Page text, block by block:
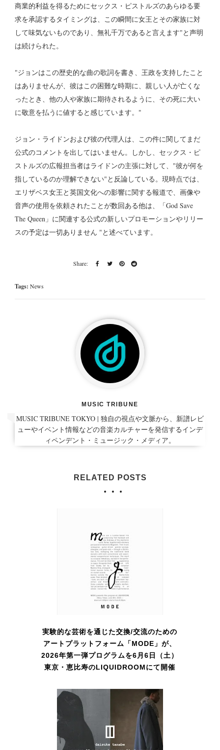
商業的利益を得るためにセックス・ピストルズのあらゆる要
求を承認するタイミングは、この瞬間に女王とその家族に対
して味気ないものであり、無礼千万であると言えます"と声明
は続けられた。
"ジョンはこの歴史的な曲の歌詞を書き、王政を支持したこと
はありませんが、彼はこの困難な時期に、親しい人が亡くな
ったとき、他の人や家族に期待されるように、その死に大い
に敬意を払うに値すると感じています。"
ジョン・ライドンおよび彼の代理人は、この件に関してまだ
公式のコメントを出してはいません。しかし、セックス・ピ
ストルズの広報担当者はライドンの主張に対して、"彼が何を
指しているのか理解できない"と反論している。現時点では、
エリザベス女王と英国文化への影響に関する報道で、画像や
音声の使用を依頼されたことが数回ある他は、「God Save
The Queen」に関連する公式の新しいプロモーションやリリー
スの予定は一切ありません "と述べています。
Tags: News
MUSIC TRIBUNE
MUSIC TRIBUNE TOKYO | 独自の視点や文脈から、新譜レビ
ューやイベント情報などの音楽カルチャーを発信するインデ
ィペンデント・ミュージック・メディア。
RELATED POSTS
実験的な芸術を通じた交換/交流のための
アートプラットフォーム「MODE」が、
2026年第一弾プログラムを6月6日（土）
東京・恵比寿のLIQUIDROOMにて開催